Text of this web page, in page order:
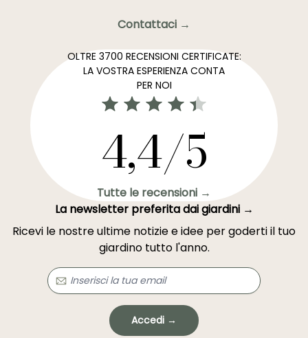
Contattaci →
OLTRE 3700 RECENSIONI CERTIFICATE:
LA VOSTRA ESPERIENZA CONTA
PER NOI
4,4/5
Tutte le recensioni →
La newsletter preferita dai giardini →
Ricevi le nostre ultime notizie e idee per goderti il tuo
giardino tutto l'anno.
Accedi →